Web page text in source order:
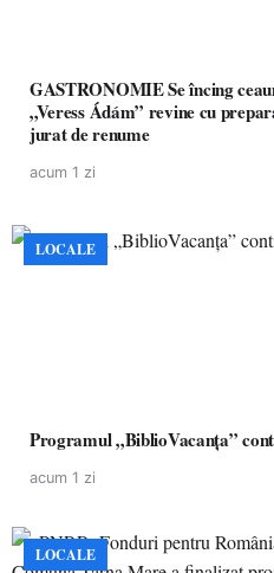
GASTRONOMIE Se încing ceaunele la Satu Mare! Concursul
„Veress Ádám” revine cu
jurat de renume
acum 1 zi
LOCALE
Programul „BiblioVacanța”
acum 1 zi
LOCALE